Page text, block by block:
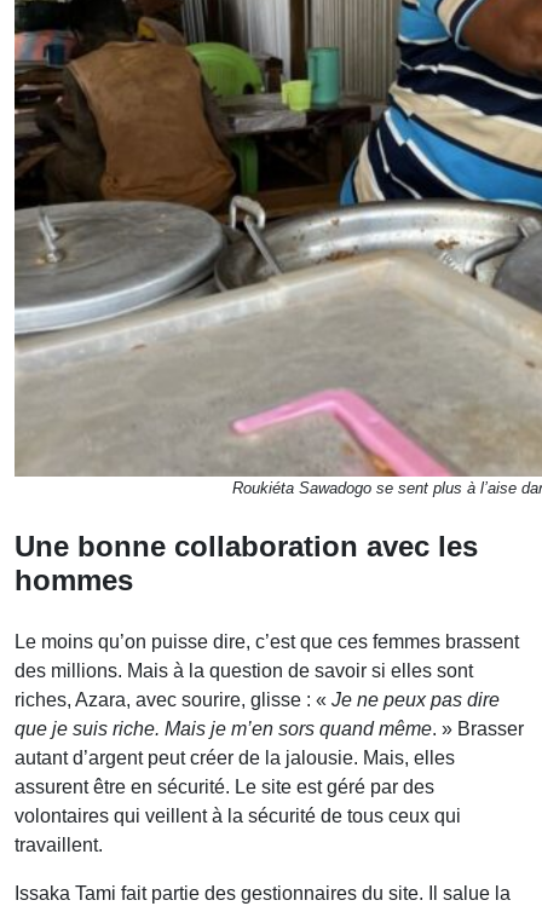
Roukiéta Sawadogo se sent plus à l’aise
Une bonne collaboration avec les
hommes
Le moins qu’on puisse dire, c’est que ces femmes brassent
des millions. Mais à la question de savoir si elles sont
riches, Azara, avec sourire, glisse : « Je ne peux pas dire
que je suis riche. Mais je m’en sors quand même. » Brasser
autant d’argent peut créer de la jalousie. Mais, elles
assurent être en sécurité. Le site est géré par des
volontaires qui veillent à la sécurité de tous ceux qui
travaillent.
Issaka Tami fait partie des gestionnaires du site. Il salue la